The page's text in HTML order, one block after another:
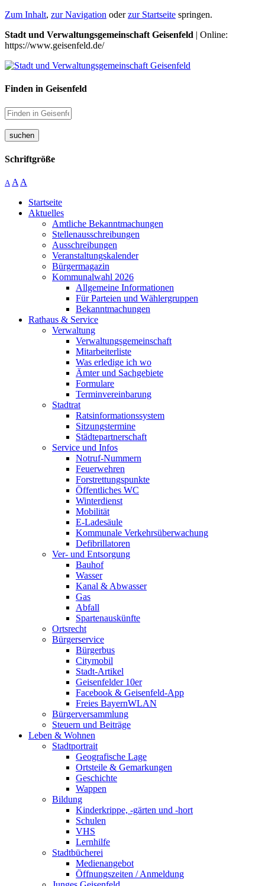
Zum Inhalt, zur Navigation oderzur Startseite springen.
Stadt und Verwaltungsgemeinschaft Geisenfeld | Online:
https://www.geisenfeld.de/
Finden in Geisenfeld
suchen
Schriftgröße
A A A
Startseite
Aktuelles
Amtliche Bekanntmachungen
Stellenausschreibungen
Ausschreibungen
Veranstaltungskalender
Bürgermagazin
Kommunalwahl 2026
Allgemeine Informationen
Für Parteien und Wählergruppen
Bekanntmachungen
Rathaus & Service
Verwaltung
Verwaltungsgemeinschaft
Mitarbeiterliste
Was erledige ich wo
Ämter und Sachgebiete
Formulare
Terminvereinbarung
Stadtrat
Ratsinformationssystem
Sitzungstermine
Städtepartnerschaft
Service und Infos
Notruf-Nummern
Feuerwehren
Forstrettungspunkte
Öffentliches WC
Winterdienst
Mobilität
E-Ladesäule
Kommunale Verkehrsüberwachung
Defibrillatoren
Ver- und Entsorgung
Bauhof
Wasser
Kanal & Abwasser
Gas
Abfall
Spartenauskünfte
Ortsrecht
Bürgerservice
Bürgerbus
Citymobil
Stadt-Artikel
Geisenfelder 10er
Facebook & Geisenfeld-App
Freies BayernWLAN
Bürgerversammlung
Steuern und Beiträge
Leben & Wohnen
Stadtportrait
Geografische Lage
Ortsteile & Gemarkungen
Geschichte
Wappen
Bildung
Kinderkrippe, -gärten und -hort
Schulen
VHS
Lernhilfe
Stadtbücherei
Medienangebot
Öffnungszeiten / Anmeldung